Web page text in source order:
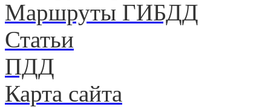
Маршруты ГИБДД
Статьи
ПДД
Карта сайта